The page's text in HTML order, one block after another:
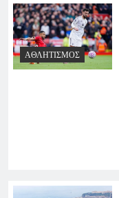
ΑΘΛΗΤΙΣΜΌΣ